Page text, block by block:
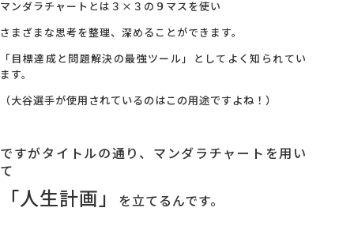
マンダラチャートとは３×３の９マスを使い
さまざまな思考を整理、深めることができます。
「目標達成と問題解決の最強ツール」としてよく知られてい
ます。
（大谷選手が使用されているのはこの用途ですよね！）
ですがタイトルの通り、マンダラチャートを用い
て
「人生計画」 を立てるんです。